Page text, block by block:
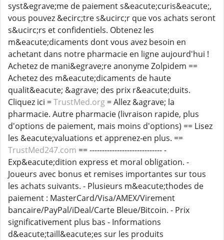
syst&egrave;me de paiement s&eacute;curis&eacute;,
vous pouvez &ecirc;tre s&ucirc;r que vos achats seront
s&ucirc;rs et confidentiels. Obtenez les
m&eacute;dicaments dont vous avez besoin en
achetant dans notre pharmacie en ligne aujourd'hui !
Achetez de mani&egrave;re anonyme Zolpidem ==
Achetez des m&eacute;dicaments de haute
qualit&eacute; &agrave; des prix r&eacute;duits.
Cliquez ici =TrustMed.org = Allez &agrave; la
pharmacie. Autre pharmacie (livraison rapide, plus
d'options de paiement, mais moins d'options) == Lisez
les &eacute;valuations et apprenez-en plus. ==
TrustMed247.com == ----------------------------- -
Exp&eacute;dition express et moral obligation. -
Joueurs avec bonus et remises importantes sur tous
les achats suivants. - Plusieurs m&eacute;thodes de
paiement : MasterCard/Visa/AMEX/Virement
bancaire/PayPal/iDeal/Carte Bleue/Bitcoin. - Prix
significativement plus bas - Informations
d&eacute;taill&eacute;es sur les produits